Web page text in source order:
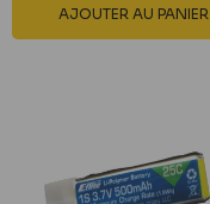
AJOUTER AU PANIER